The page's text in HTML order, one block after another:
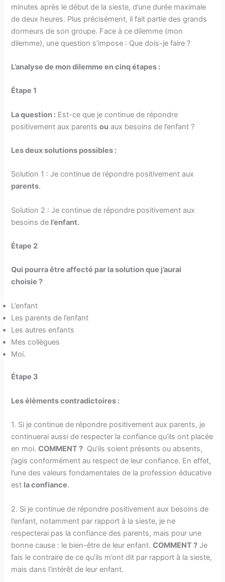
minutes après le début de la sieste, d’une durée maximale
de deux heures. Plus précisément, il fait partie des grands
dormeurs de son groupe. Face à ce dilemme (mon
dilemme), une question s’impose : Que dois-je faire ?
L’analyse de mon dilemme en cinq étapes :
Étape 1
La question : Est-ce que je continue de répondre
positivement aux parentsou aux besoins de l’enfant ?
Les deux solutions possibles :
Solution 1 : Je continue de répondre positivement aux
parents.
Solution 2 : Je continue de répondre positivement aux
besoins de l’enfant.
Étape 2
Qui pourra être affecté par la solution que j’aurai
choisie ?
L’enfant
Les parents de l’enfant
Les autres enfants
Mes collègues
Moi.
Étape 3
Les éléments contradictoires :
1. Si je continue de répondre positivement aux parents, je
continuerai aussi de respecter la confiance qu’ils ont placée
en moi.COMMENT ? Qu’ils soient présents ou absents,
j’agis conformément au respect de leur confiance. En effet,
l’une des valeurs fondamentales de la profession éducative
est la confiance.
2. Si je continue de répondre positivement aux besoins de
l’enfant, notamment par rapport à la sieste, je ne
respecterai pas la confiance des parents, mais pour une
bonne cause : le bien-être de leur enfant.COMMENT ? Je
fais le contraire de ce qu’ils m’ont dit par rapport à la sieste,
mais dans l’intérêt de leur enfant.